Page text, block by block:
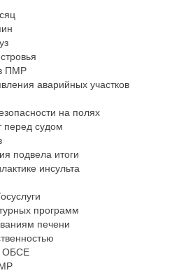
ПМР
аварийных участков
на полях
перед судом
подвела итоги
инсульта
программ
печени
ОБСЕ